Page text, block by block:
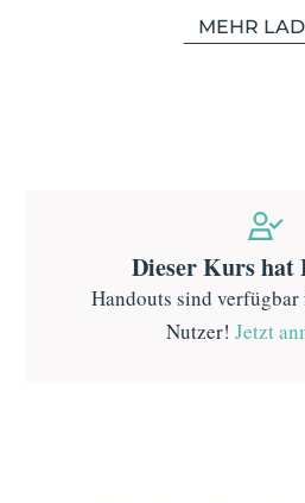
MEHR
Dieser Kurs hat
Handouts sind
Nutzer! Jetzt